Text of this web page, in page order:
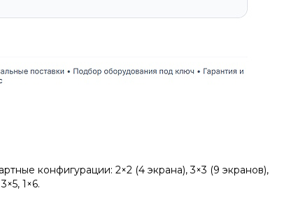
конфигурации: 2×2 (4 экрана), 3×3 (9 экранов),
1×6.